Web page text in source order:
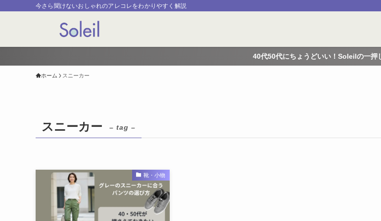
今さら聞けないおしゃれのアレコレをわかりやすく解説
40代50代にちょうどいい！Soleilの一押
ホーム スニーカー
スニーカー – tag –
靴・小物